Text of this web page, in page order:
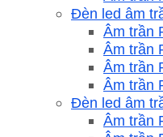
Đèn led âm
Âm trần
Âm trần
Âm trần
Âm trần
Đèn led âm
Âm trần